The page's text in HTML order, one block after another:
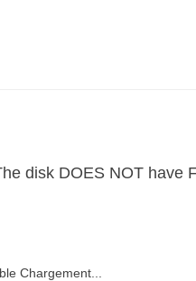
disk DOES NOT have
Chargement...